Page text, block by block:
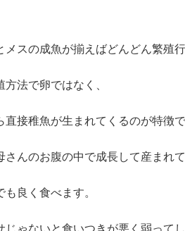
スの成魚が揃えばどんどん繁殖
法で卵ではなく、
接稚魚が生まれてくるのが特徴で
んのお腹の中で成長して産まれて
良く食べます。